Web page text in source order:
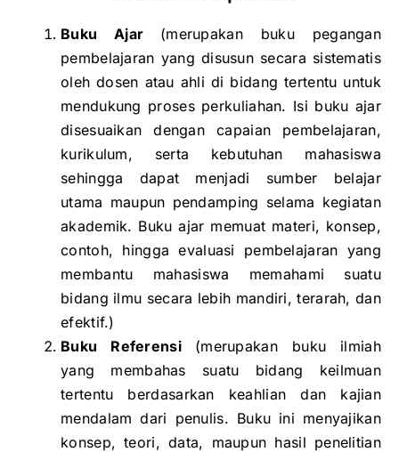
Buku Ajar (merupakan buku pegangan
pembelajaran yang disusun secara sistematis
oleh dosen atau ahli di bidang tertentu untuk
mendukung proses perkuliahan. Isi buku ajar
disesuaikan dengan capaian pembelajaran,
kurikulum, serta kebutuhan mahasiswa
sehingga dapat menjadi sumber belajar
utama maupun pendamping selama kegiatan
akademik. Buku ajar memuat materi, konsep,
contoh, hingga evaluasi pembelajaran yang
membantu mahasiswa memahami suatu
bidang ilmu secara lebih mandiri, terarah, dan
efektif.)
Buku Referensi (merupakan buku ilmiah
yang membahas suatu bidang keilmuan
tertentu berdasarkan keahlian dan kajian
mendalam dari penulis. Buku ini menyajikan
konsep, teori, data, maupun hasil penelitian